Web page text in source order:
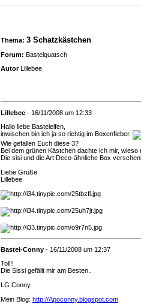
Thema: 3 Schatzkästchen
Forum: Bastelquatsch
AutorLillebee
Lillebee - 16/11/2008 um 12:33
Hallo liebe Bastelelfen,
inwischen bin ich ja so richtig im Boxenfieber.
Wie gefallen Euch diese 3?
Bei dem grünen Kästchen dachte ich mir, wieso
Die sisi und die Art Deco-ähnliche Box
Liebe Grüße
Lillebee
Bastel-Conny - 16/11/2008 um 12:37
Toll!!
Die Sissi gefällt mir am Besten..
LG Conny
Mein Blog: http://Apoconny.blogspot.com